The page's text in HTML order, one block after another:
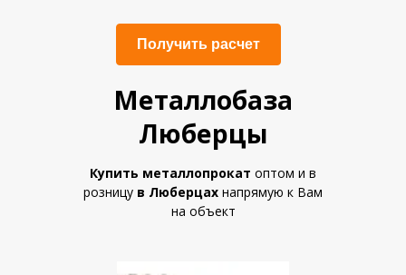
Получить расчет
Металлобаза
Люберцы
Купить металлопрокат оптом и в
розницу в Люберцах напрямую к Вам
на объект